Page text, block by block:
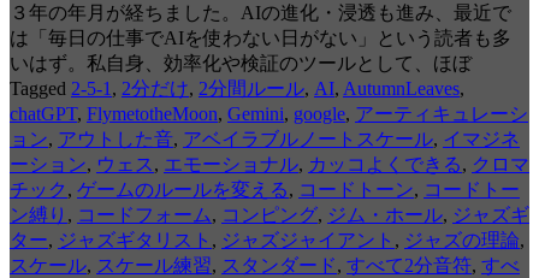
３年の年月が経ちました。AIの進化・浸透も進み、最近で
は「毎日の仕事でAIを使わない日がない」という読者も多
いはず。私自身、効率化や検証のツールとして、ほぼ
Tagged 2-5-1 , 2分だけ, 2分間ルール, AI, AutumnLeaves,
chatGPT, FlymetotheMoon, Gemini, google, アーティキュレーシ
ョン, アウトした音, アベイラブルノートスケール, イマジネ
ーション, ウェス , エモーショナル, カッコよくできる, クロマ
チック , ゲームのルールを変える, コードトーン, コードトー
ン縛り , コードフォーム, コンピング, ジム・ホール, ジャズギ
ター, ジャズギタリスト , ジャズジャイアント , ジャズの理論,
スケール, スケール練習, スタンダード, すべて2分音符, すべ